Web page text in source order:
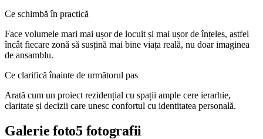
Ce schimbă în practică
Face volumele mari mai ușor de locuit și mai ușor de înțeles, astfel
încât fiecare zonă să susțină mai bine viața reală, nu doar imaginea
de ansamblu.
Ce clarifică înainte de următorul pas
Arată cum un proiect rezidențial cu spații ample cere ierarhie,
claritate și decizii care unesc confortul cu identitatea personală.
Galerie foto5 fotografii